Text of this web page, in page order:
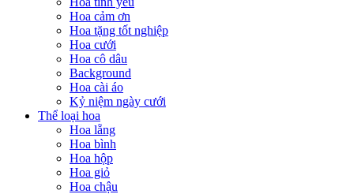
Hoa cảm ơn
Hoa tặng tốt nghiệp
Hoa cưới
Hoa cô dâu
Background
Hoa cài áo
Kỷ niệm ngày cưới
Thể loại hoa
Hoa lẵng
Hoa bình
Hoa hộp
Hoa giỏ
Hoa chậu